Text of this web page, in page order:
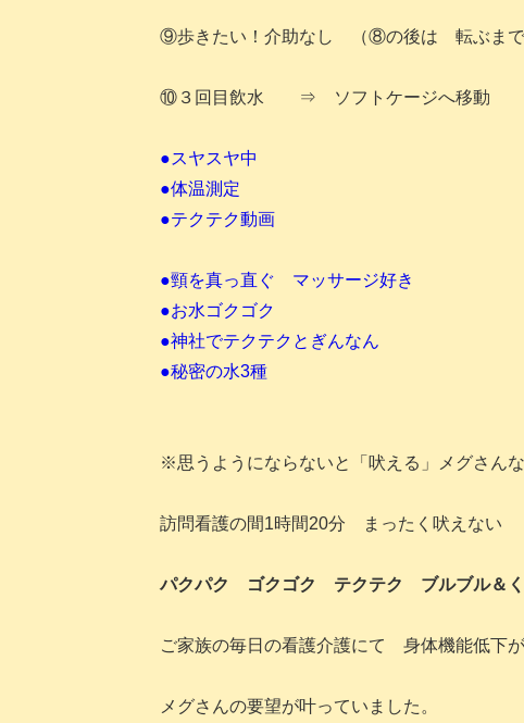
⑨歩きたい！介助なし （⑧の後は 転ぶまで
⑩３回目飲水 ⇒ ソフトケージへ移動
●スヤスヤ中
●体温測定
●テクテク動画
●頸を真っ直ぐ マッサージ好き
●お水ゴクゴク
●神社でテクテクとぎんなん
●秘密の水3種
※思うようにならないと「吠える」メグさん
訪問看護の間1時間20分 まったく吠えない
パクパク ゴクゴク テクテク ブルブル＆く
ご家族の毎日の看護介護にて 身体機能低下
メグさんの要望が叶っていました。